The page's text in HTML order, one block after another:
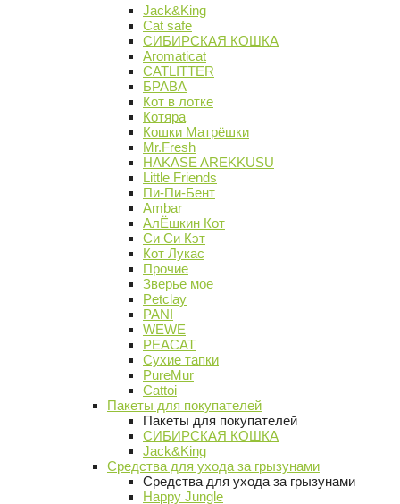
Jack&King
Cat safe
СИБИРСКАЯ КОШКА
Aromaticat
CATLITTER
БРАВА
Кот в лотке
Котяра
Кошки Матрёшки
Mr.Fresh
HAKASE AREKKUSU
Little Friends
Пи-Пи-Бент
Ambar
АлЁшкин Кот
Си Си Кэт
Кот Лукас
Прочие
Зверье мое
Petclay
PANI
WEWE
PEACAT
Сухие тапки
PureMur
Cattoi
Пакеты для покупателей
Пакеты для покупателей
СИБИРСКАЯ КОШКА
Jack&King
Средства для ухода за грызунами
Средства для ухода за грызунами
Happy Jungle